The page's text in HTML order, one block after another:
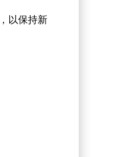
以保持新